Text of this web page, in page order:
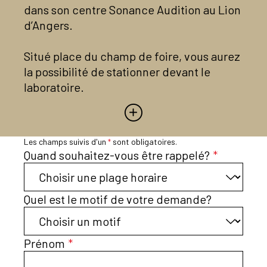
dans son centre Sonance Audition au Lion
d’Angers.
Situé place du champ de foire, vous aurez
la possibilité de stationner devant le
laboratoire.
Votre audioprothésiste indépendante
vous accompagnera lors de votre
appareillage, ainsi que pour l’entretien et
le suivi de vos équipements auditifs.
Équipée d’un matériel haut de gamme et
travaillant avec des appareils auditifs de
dernière génération, vous bénéficierez
d’une prise en charge sur mesure adaptée
Les champs suivis d'un * sont obligatoires.
Quand souhaitez-vous être rappelé? *
Quel est le motif de votre demande?
Prénom *